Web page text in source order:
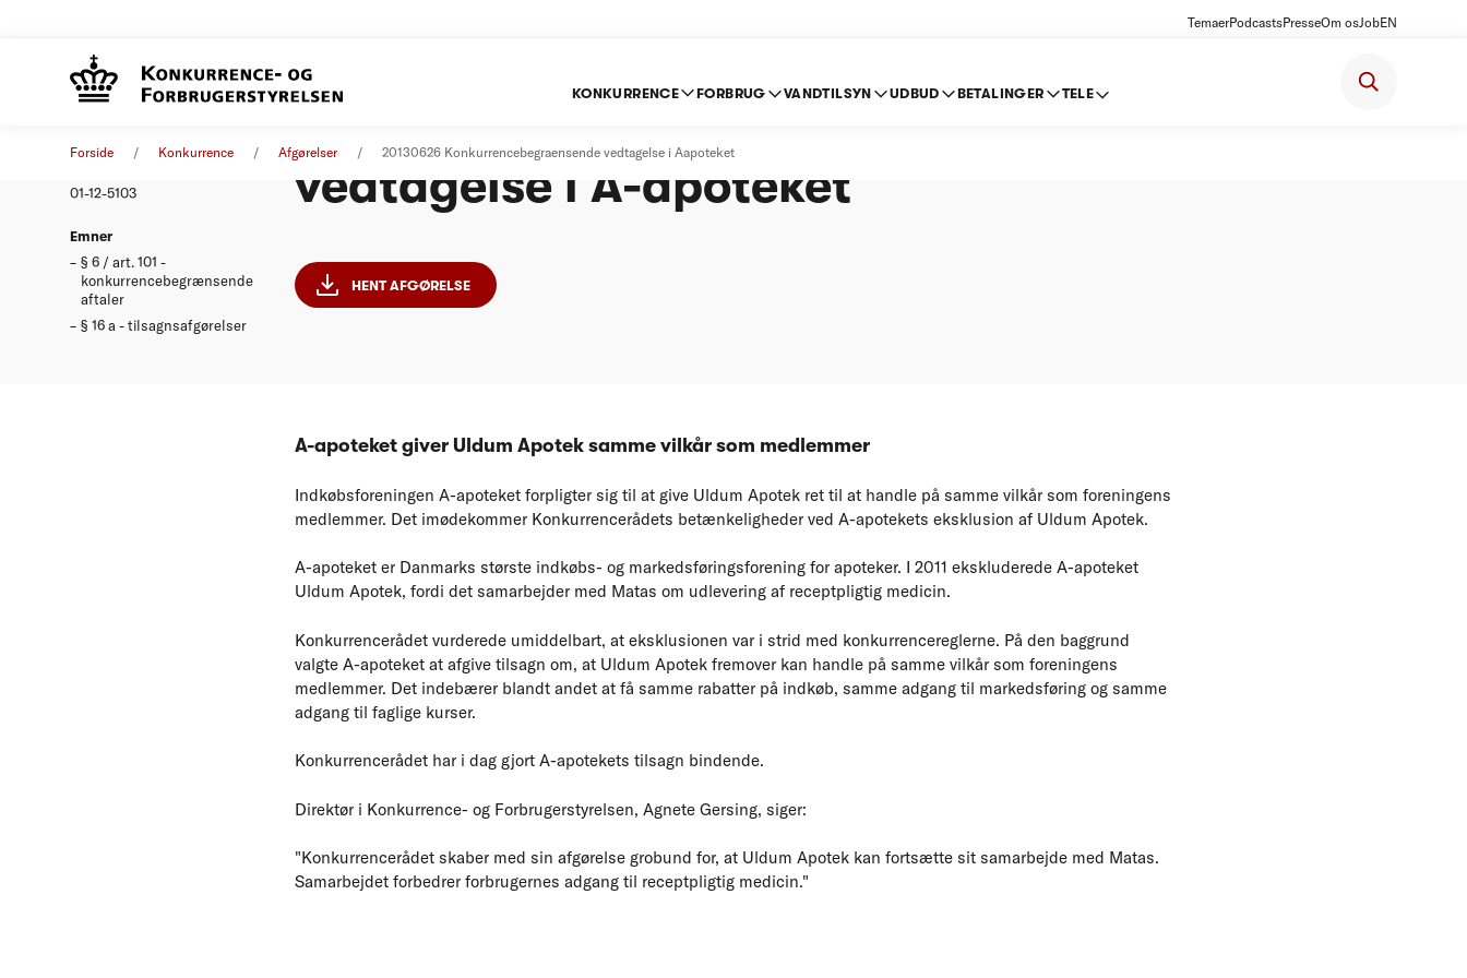
TemaerPodcastsPresseOm osJobEN
KONKURRENCE FORBRUG VANDTILSYN UDBUD BETALINGER TELE
Forside Konkurrence Afgørelser 20130626 Konkurrencebegraensende vedtagelse i Aapoteket
01-12-5103
Emner
§ 6 / art. 101 -
konkurrencebegrænsende
aftaler
§ 16 a - tilsagnsafgørelser
vedtagelse i A-apoteket
HENT AFGØRELSE
A-apoteket giver Uldum Apotek samme vilkår som medlemmer
Indkøbsforeningen A-apoteket forpligter sig til at give Uldum Apotek ret til at handle på samme vilkår som foreningens
medlemmer. Det imødekommer Konkurrencerådets betænkeligheder ved A-apotekets eksklusion af Uldum Apotek.
A-apoteket er Danmarks største indkøbs- og markedsføringsforening for apoteker. I 2011 ekskluderede A-apoteket
Uldum Apotek, fordi det samarbejder med Matas om udlevering af receptpligtig medicin.
Konkurrencerådet vurderede umiddelbart, at eksklusionen var i strid med konkurrencereglerne. På den baggrund
valgte A-apoteket at afgive tilsagn om, at Uldum Apotek fremover kan handle på samme vilkår som foreningens
medlemmer. Det indebærer blandt andet at få samme rabatter på indkøb, samme adgang til markedsføring og samme
adgang til faglige kurser.
Konkurrencerådet har i dag gjort A-apotekets tilsagn bindende.
Direktør i Konkurrence- og Forbrugerstyrelsen, Agnete Gersing, siger:
"Konkurrencerådet skaber med sin afgørelse grobund for, at Uldum Apotek kan fortsætte sit samarbejde med Matas.
Samarbejdet forbedrer forbrugernes adgang til receptpligtig medicin."